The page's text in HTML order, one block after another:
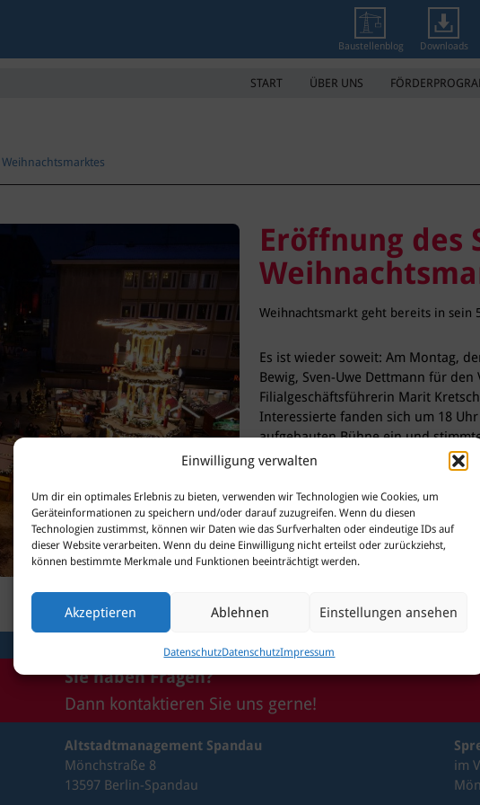
Einwilligung verwalten
Um dir ein optimales Erlebnis zu bieten, verwenden wir Technologien wie Cookies, um
Geräteinformationen zu speichern und/oder darauf zuzugreifen. Wenn du diesen
Technologien zustimmst, können wir Daten wie das Surfverhalten oder eindeutige IDs auf
dieser Website verarbeiten. Wenn du deine Einwilligung nicht erteilst oder zurückziehst,
können bestimmte Merkmale und Funktionen beeinträchtigt werden.
Akzeptieren Ablehnen Einstellungen ansehen
DatenschutzDatenschutzImpressum
Baustellenblog Downloads
START ÜBER UNS
Eröffnung des
Weihnachtsmarkt geht bereits in sein
Es ist wieder soweit: Am Montag,
Bewig, Sven-Uwe Dettmann für
Filialgeschäftsführerin Marit
Interessierte fanden sich um 18
aufgebauten Bühne ein und
Big Band der Zollkapelle Berlin
Der Weihnachtsmarkt lädt bis zum
ein. Neben Glühwein, Lebkuchen
weihnachtliche Dekorationen und
Spandau über die Carl-Schurz-
Sie haben Fragen?
Dann kontaktieren Sie uns gerne!
Altstadtmanagement Spandau
Mönchstraße 8
13597 Berlin-Spandau
im